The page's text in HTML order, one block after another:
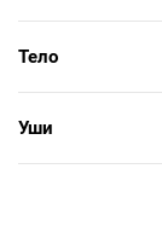
Тело
Уши